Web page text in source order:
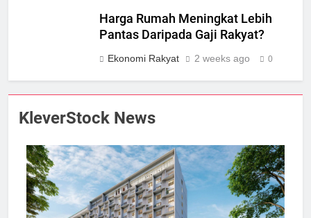
Harga Rumah Meningkat Lebih
Pantas Daripada Gaji Rakyat?
Ekonomi Rakyat 2 weeks ago 0
KleverStock News